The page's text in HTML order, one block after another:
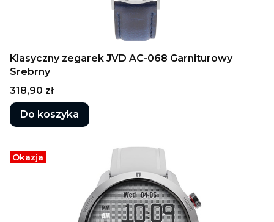
Klasyczny zegarek JVD AC-068 Garniturowy
Srebrny
Cena
318,90 zł
Do koszyka
Okazja